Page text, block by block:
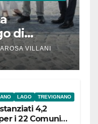
di
VILLANI
LAGO TREVIGNANO
4,2
i 22 Comuni